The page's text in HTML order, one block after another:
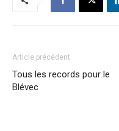
Article précédent
Tous les records pour le
Blévec